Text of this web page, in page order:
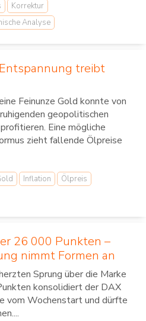
Korrektur
Analyse
treibt
Feinunze Gold konnte von
geopolitischen
Eine mögliche
zieht fallende Ölpreise
Inflation
Ölpreis
26 000 Punkten –
nimmt Formen an
Sprung über die Marke
konsolidiert der DAX
vom Wochenstart und dürfte